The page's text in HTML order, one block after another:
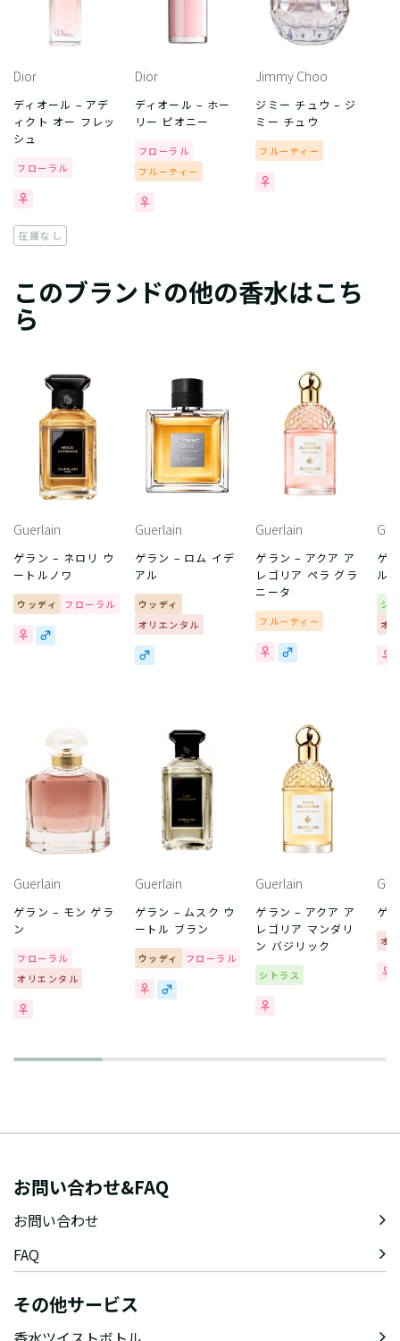
Dior
ディオール – アデ
ィクト オー フレッ
シュ
フローラル
在庫なし
Dior
ディオール – ホー
リー ピオニー
フローラル
フルーティー
Jimmy Choo
ジミー チュウ – ジ
ミー チュウ
フルーティー
このブランドの他の香水はこち
ら
Guerlain
ゲラン – ネロリ ウ
ートルノワ
ウッディ フローラル
Guerlain
ゲラン – ロム イデ
アル
ウッディ
オリエンタル
Guerlain
ゲラン – アクア ア
レゴリア ペラ グラ
ニータ
フルーティー
ゲ
ル
シ
オ
Guerlain
ゲラン – モン ゲラ
ン
フローラル
オリエンタル
Guerlain
ゲラン – ムスク ウ
ートル ブラン
ウッディ フローラル
Guerlain
ゲラン – アクア ア
レゴリア マンダリ
ン バジリック
シトラス
ゲ
オ
お問い合わせ&FAQ
お問い合わせ
FAQ
その他サービス